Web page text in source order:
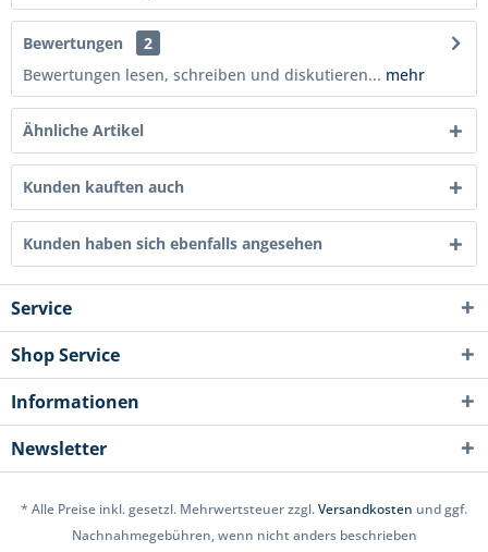
Bewertungen
2
Bewertungen lesen, schreiben und diskutieren... mehr
Ähnliche Artikel
Kunden kauften auch
Kunden haben sich ebenfalls angesehen
Service
Shop Service
Informationen
Newsletter
* Alle Preise inkl. gesetzl. Mehrwertsteuer zzgl.Versandkosten und ggf.
Nachnahmegebühren, wenn nicht anders beschrieben